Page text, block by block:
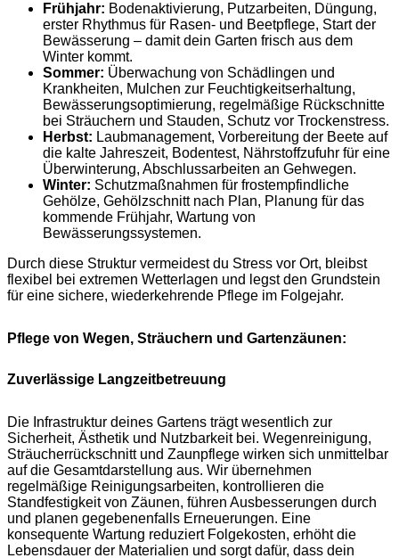
Frühjahr: Bodenaktivierung, Putzarbeiten, Düngung,
erster Rhythmus für Rasen- und Beetpflege, Start der
Bewässerung – damit dein Garten frisch aus dem
Winter kommt.
Sommer: Überwachung von Schädlingen und
Krankheiten, Mulchen zur Feuchtigkeitserhaltung,
Bewässerungsoptimierung, regelmäßige Rückschnitte
bei Sträuchern und Stauden, Schutz vor Trockenstress.
Herbst: Laubmanagement, Vorbereitung der Beete auf
die kalte Jahreszeit, Bodentest, Nährstoffzufuhr für eine
Überwinterung, Abschlussarbeiten an Gehwegen.
Winter: Schutzmaßnahmen für frostempfindliche
Gehölze, Gehölzschnitt nach Plan, Planung für das
kommende Frühjahr, Wartung von
Bewässerungssystemen.
Durch diese Struktur vermeidest du Stress vor Ort, bleibst
flexibel bei extremen Wetterlagen und legst den Grundstein
für eine sichere, wiederkehrende Pflege im Folgejahr.
Pflege von Wegen, Sträuchern und Gartenzäunen:
Zuverlässige Langzeitbetreuung
Die Infrastruktur deines Gartens trägt wesentlich zur
Sicherheit, Ästhetik und Nutzbarkeit bei. Wegenreinigung,
Sträucherrückschnitt und Zaunpflege wirken sich unmittelbar
auf die Gesamtdarstellung aus. Wir übernehmen
regelmäßige Reinigungsarbeiten, kontrollieren die
Standfestigkeit von Zäunen, führen Ausbesserungen durch
und planen gegebenenfalls Erneuerungen. Eine
konsequente Wartung reduziert Folgekosten, erhöht die
Lebensdauer der Materialien und sorgt dafür, dass dein